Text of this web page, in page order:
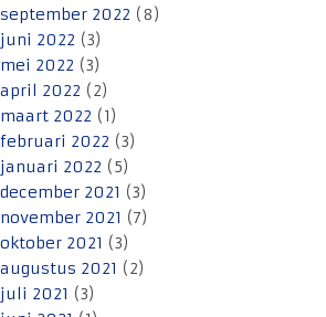
september 2022 (8)
juni 2022 (3)
mei 2022 (3)
april 2022 (2)
maart 2022 (1)
februari 2022 (3)
januari 2022 (5)
december 2021 (3)
november 2021 (7)
oktober 2021 (3)
augustus 2021 (2)
juli 2021 (3)